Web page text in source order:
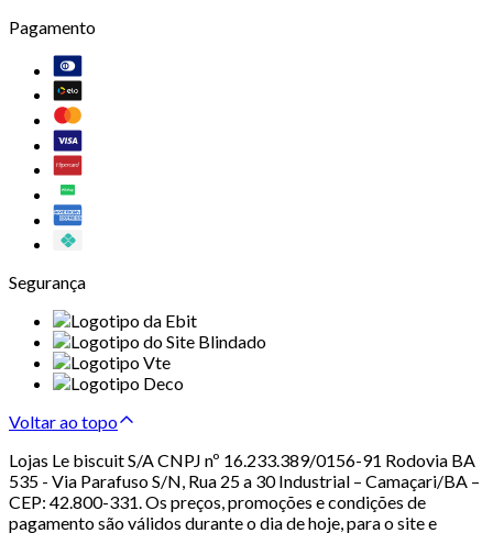
Pagamento
Segurança
Voltar ao topo
Lojas Le biscuit S/A CNPJ nº 16.233.389/0156-91 Rodovia BA
535 - Via Parafuso S/N, Rua 25 a 30 Industrial – Camaçari/BA –
CEP: 42.800-331. Os preços, promoções e condições de
pagamento são válidos durante o dia de hoje, para o site e